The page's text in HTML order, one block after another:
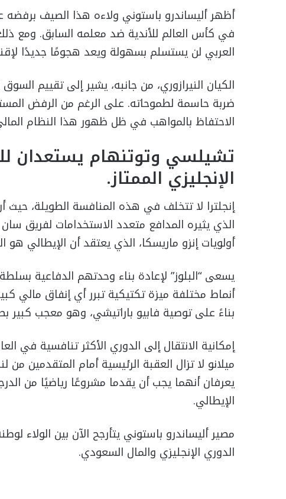
أظهر أليساندرو باستوني ولاءه هذا الصيف
في كأس العالم للأندية ضد معلمه السابق. ومع
العربي لن يستسلم بسهولة ويعد هجومًا جديدًا
الكيان النيرازوري، من جانبه، يشير إلى تقييم
ضربة حاسمة لطموحاته. على الرغم من الرفض
الاحتفاظ بالمواهب في ظل ظهور هذا النظام
تشيلسي وتوتنهام يستعدان
الإنجليزي الممتاز.
إنجلترا لا تتخلف في هذه المنافسة الطويلة، حيث
الذي يثيره المدافع متعدد الاستخدامات لفريق
أولويات إنزو ماريسكا، الذي يعتقد أن الإيطالي
يسعى “البلوز” لإعادة بناء وحدتهم الدفاعية
أنماط مختلفة ميزة تكتيكية تبرر أي إنفاق مالي
بناءً على توصية فابيو باراتيشي، وهو معجب كبير
إمكانية الانتقال إلى الدوري الأكثر تنافسية في
ميلانو لا تزال العقبة الرئيسية أمام المتقدمين
يعرفان أنهما يجب أن يقدما مشروعًا رياضيًا من
الإيطالي.
مصير أليساندرو باستوني يتأرجح الآن بين الولاء
الدوري الإنجليزي والمال السعودي.